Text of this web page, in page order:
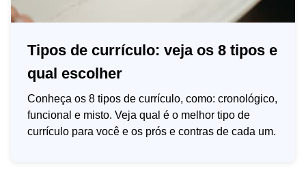
Tipos de currículo: veja os 8 tipos e
qual escolher
Conheça os 8 tipos de currículo, como: cronológico,
funcional e misto. Veja qual é o melhor tipo de
currículo para você e os prós e contras de cada um.